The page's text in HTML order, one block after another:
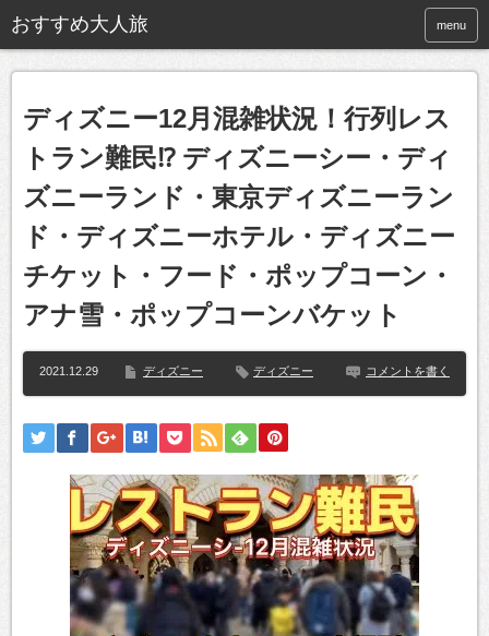
おすすめ大人旅 menu
ディズニー12月混雑状況！行列レス
トラン難民⁉︎ ディズニーシー・ディ
ズニーランド・東京ディズニーラン
ド・ディズニーホテル・ディズニー
チケット・フード・ポップコーン・
アナ雪・ポップコーンバケット
2021.12.29 ディズニー ディズニー コメントを書く